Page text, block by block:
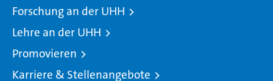
Forschung an der UHH
Lehre an der UHH
Promovieren
Karriere & Stellenangebote